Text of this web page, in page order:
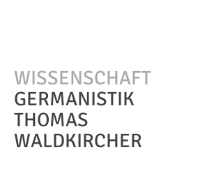
WISSENSCHAFT
GERMANISTIK
THOMAS
WALDKIRCHER